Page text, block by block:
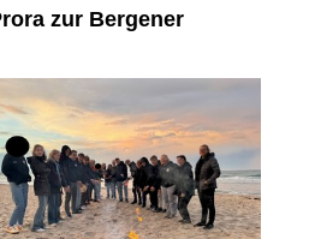
zur Bergener